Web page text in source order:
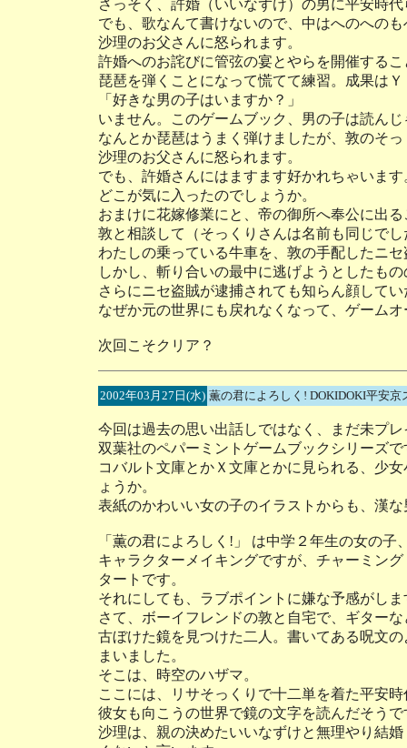
さっそく、許婚（いいなずけ）の男に平安時
でも、歌なんて書けないので、中はへのへのも
沙理のお父さんに怒られます。
許婚へのお詫びに管弦の宴とやらを開催する
琵琶を弾くことになって慌てて練習。成果は
「好きな男の子はいますか？」
いません。このゲームブック、男の子は読ん
なんとか琵琶はうまく弾けましたが、敦のそ
沙理のお父さんに怒られます。
でも、許婚さんにはますます好かれちゃいます
どこが気に入ったのでしょうか。
おまけに花嫁修業にと、帝の御所へ奉公に出
敦と相談して（そっくりさんは名前も同じで
わたしの乗っている牛車を、敦の手配したニ
しかし、斬り合いの最中に逃げようとしたも
さらにニセ盗賊が逮捕されても知らん顔して
なぜか元の世界にも戻れなくなって、ゲーム
次回こそクリア？
2002年03月27日(水) 薫の君によろしく! DOKIDOKI平安
今回は過去の思い出話しではなく、まだ未プ
双葉社のペパーミントゲームブックシリーズで
コバルト文庫とかＸ文庫とかに見られる、少
ょうか。
表紙のかわいい女の子のイラストからも、漢
「薫の君によろしく!」 は中学２年生の女の
キャラクターメイキングですが、チャーミン
タートです。
それにしても、ラブポイントに嫌な予感がしま
さて、ボーイフレンドの敦と自宅で、ギター
古ぼけた鏡を見つけた二人。書いてある呪文
まいました。
そこは、時空のハザマ。
ここには、リサそっくりで十二単を着た平安
彼女も向こうの世界で鏡の文字を読んだそうで
沙理は、親の決めたいいなずけと無理やり結